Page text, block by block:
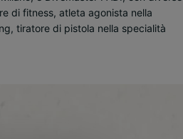
di fitness, atleta agonista nella
tiratore di pistola nella specialità